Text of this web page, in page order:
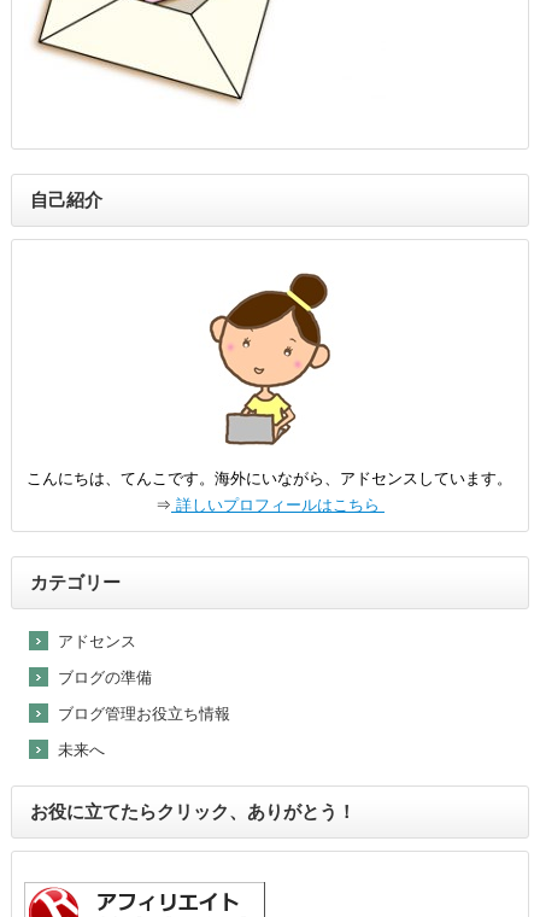
自己紹介
こんにちは、てんこです。海外にいながら、アドセンスしています。
⇒ 詳しいプロフィールはこちら
カテゴリー
アドセンス
ブログの準備
ブログ管理お役立ち情報
未来へ
お役に立てたらクリック、ありがとう！